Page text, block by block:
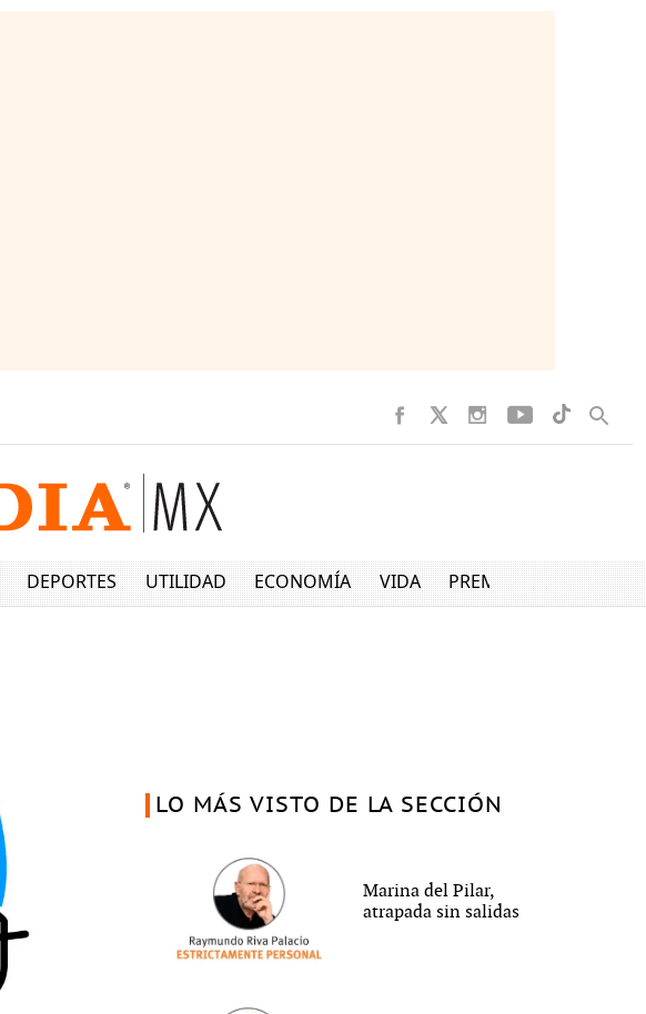
DEPORTES UTILIDAD ECONOMÍA VIDA PREMIUM
LO MÁS VISTO DE LA SECCIÓN
Marina del Pilar,
atrapada sin salidas